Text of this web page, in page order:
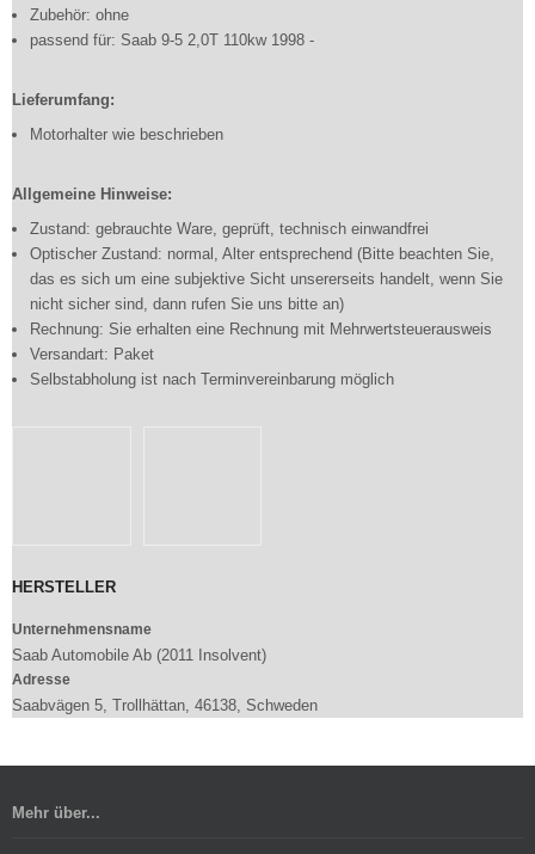
Zubehör: ohne
passend für: Saab 9-5 2,0T 110kw 1998 -
Lieferumfang:
Motorhalter wie beschrieben
Allgemeine Hinweise:
Zustand: gebrauchte Ware, geprüft, technisch einwandfrei
Optischer Zustand: normal, Alter entsprechend (Bitte beachten Sie,
das es sich um eine subjektive Sicht unsererseits handelt, wenn Sie
nicht sicher sind, dann rufen Sie uns bitte an)
Rechnung: Sie erhalten eine Rechnung mit Mehrwertsteuerausweis
Versandart: Paket
Selbstabholung ist nach Terminvereinbarung möglich
HERSTELLER
Unternehmensname
Saab Automobile Ab (2011 Insolvent)
Adresse
Saabvägen 5, Trollhättan, 46138, Schweden
Mehr über...